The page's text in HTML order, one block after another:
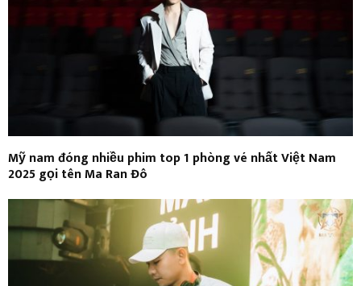
Mỹ nam đóng nhiều phim top 1 phòng vé nhất Việt Nam
2025 gọi tên Ma Ran Đô